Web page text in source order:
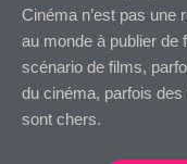
Cinéma n’est pas une
au monde à publier de
scénario de films,
du cinéma, parfois
sont chers.